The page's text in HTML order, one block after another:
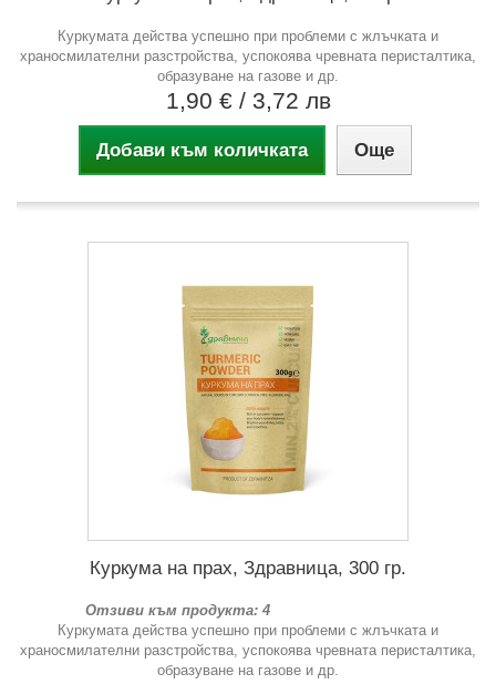
Куркумата действа успешно при проблеми с жлъчката и
храносмилателни разстройства, успокоява чревната перисталтика,
образуване на газове и др.
1,90 € / 3,72 лв
Добави към количката Още
Куркума на прах, Здравница, 300 гр.
Отзиви към продукта: 4
Куркумата действа успешно при проблеми с жлъчката и
храносмилателни разстройства, успокоява чревната перисталтика,
образуване на газове и др.